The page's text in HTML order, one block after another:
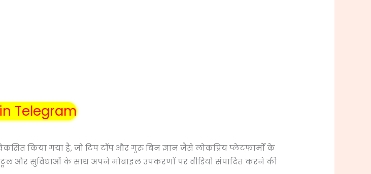
Telegram
किया गया है, जो टिप टॉप और गुरु बिन ज्ञान जैसे लोकप्रिय प्लेटफार्मों के
और सुविधाओं के साथ अपने मोबाइल उपकरणों पर वीडियो संपादित करने की